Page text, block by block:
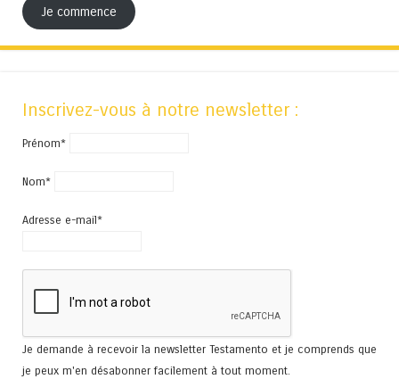
Je commence
Inscrivez-vous à notre newsletter :
Prénom*
Nom*
Adresse e-mail*
Je demande à recevoir la newsletter Testamento et je comprends que
je peux m'en désabonner facilement à tout moment.